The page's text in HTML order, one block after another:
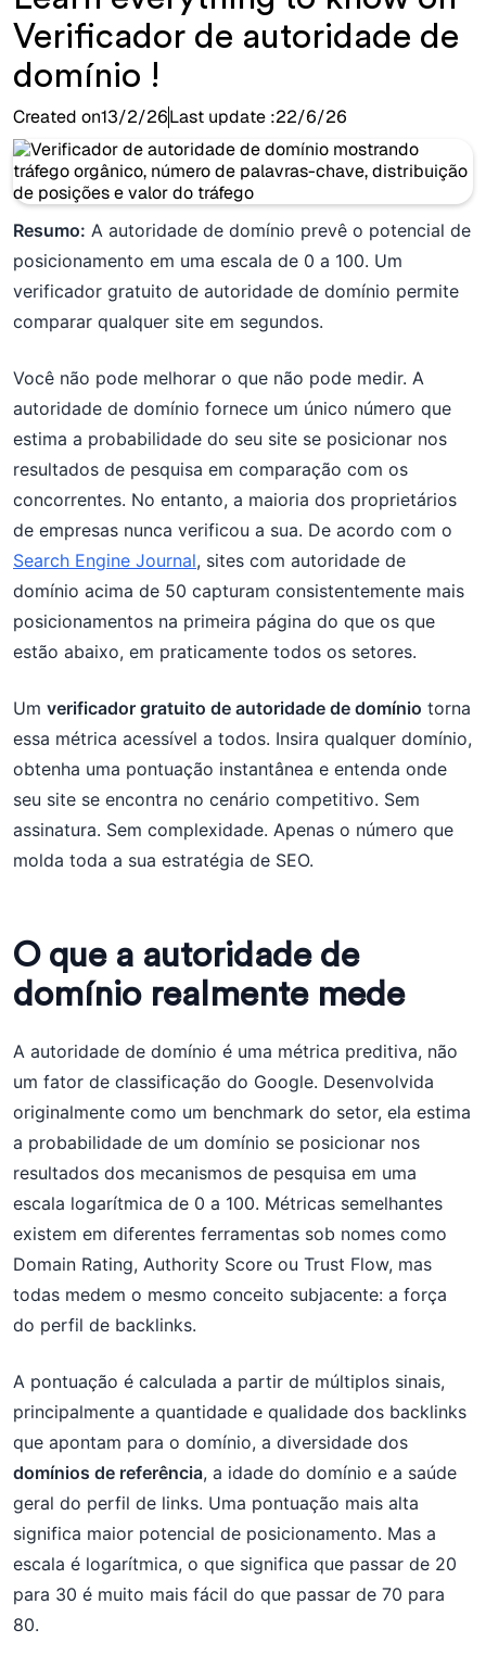
Verificador de autoridade de
domínio !
Created on13/2/26Last update :22/6/26
Resumo: A autoridade de domínio prevê o potencial de
posicionamento em uma escala de 0 a 100. Um
verificador gratuito de autoridade de domínio permite
comparar qualquer site em segundos.
Você não pode melhorar o que não pode medir. A
autoridade de domínio fornece um único número que
estima a probabilidade do seu site se posicionar nos
resultados de pesquisa em comparação com os
concorrentes. No entanto, a maioria dos proprietários
de empresas nunca verificou a sua. De acordo com o
Search Engine Journal, sites com autoridade de
domínio acima de 50 capturam consistentemente mais
posicionamentos na primeira página do que os que
estão abaixo, em praticamente todos os setores.
Um verificador gratuito de autoridade de domínio torna
essa métrica acessível a todos. Insira qualquer domínio,
obtenha uma pontuação instantânea e entenda onde
seu site se encontra no cenário competitivo. Sem
assinatura. Sem complexidade. Apenas o número que
molda toda a sua estratégia de SEO.
O que a autoridade de
domínio realmente mede
A autoridade de domínio é uma métrica preditiva, não
um fator de classificação do Google. Desenvolvida
originalmente como um benchmark do setor, ela estima
a probabilidade de um domínio se posicionar nos
resultados dos mecanismos de pesquisa em uma
escala logarítmica de 0 a 100. Métricas semelhantes
existem em diferentes ferramentas sob nomes como
Domain Rating, Authority Score ou Trust Flow, mas
todas medem o mesmo conceito subjacente: a força
do perfil de backlinks.
A pontuação é calculada a partir de múltiplos sinais,
principalmente a quantidade e qualidade dos backlinks
que apontam para o domínio, a diversidade dos
domínios de referência, a idade do domínio e a saúde
geral do perfil de links. Uma pontuação mais alta
significa maior potencial de posicionamento. Mas a
escala é logarítmica, o que significa que passar de 20
para 30 é muito mais fácil do que passar de 70 para
80.